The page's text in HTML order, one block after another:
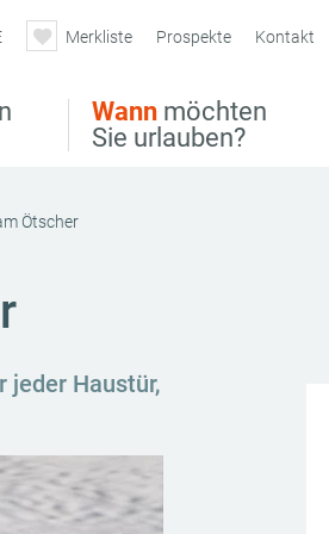
Wann möchten
Sie urlauben?
Merkliste Prospekte Kontakt
Ötscher
jeder Haustür,